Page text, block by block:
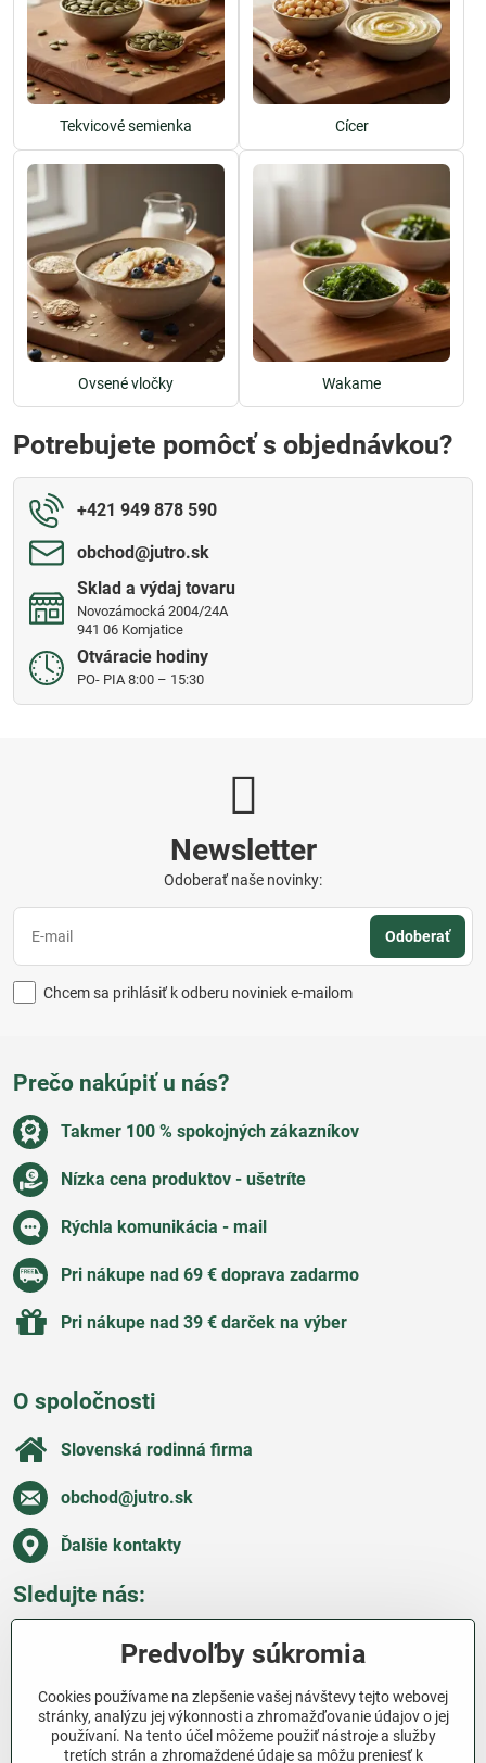
Tekvicové semienka Cícer
Ovsené vločky Wakame
Potrebujete pomôcť s objednávkou?
+421 949 878 590
obchod​@jutro​.sk
Sklad a výdaj tovaru
Novozámocká 2004/24A
941 06 Komjatice
Otváracie hodiny
PO- PIA 8:00 – 15:30
Newsletter
Odoberať naše novinky:
Odoberať
Chcem sa prihlásiť k odberu noviniek e-mailom
Prečo nakúpiť u nás?
Takmer 100 % spokojných zákazníkov
Nízka cena produktov - ušetríte
Rýchla komunikácia - mail
Pri nákupe nad 69 € doprava zadarmo
Pri nákupe nad 39 € darček na výber
O spoločnosti
Slovenská rodinná firma
obchod​@jutro​.sk
Ďalšie kontakty
Sledujte nás:
Všetko o nákupe
Ďakujeme za podporu
Predvoľby súkromia
Cookies používame na zlepšenie vašej návštevy tejto webovej
stránky, analýzu jej výkonnosti a zhromažďovanie údajov o jej
používaní. Na tento účel môžeme použiť nástroje a služby
tretích strán a zhromaždené údaje sa môžu preniesť k